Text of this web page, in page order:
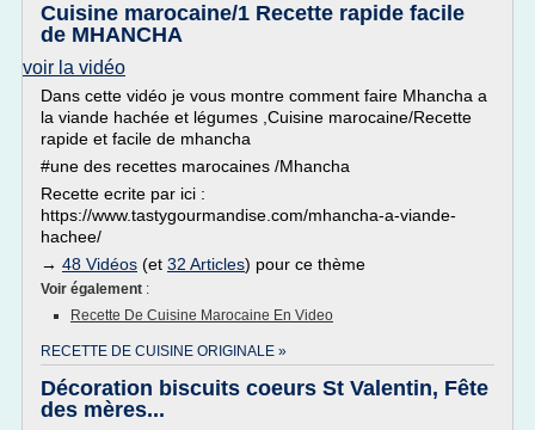
Cuisine marocaine/1 Recette rapide facile
de MHANCHA
voir la vidéo
Dans cette vidéo je vous montre comment faire Mhancha a
la viande hachée et légumes ,Cuisine marocaine/Recette
rapide et facile de mhancha
#une des recettes marocaines /Mhancha
Recette ecrite par ici :
https://www.tastygourmandise.com/mhancha-a-viande-
hachee/
→ 48 Vidéos (et 32 Articles) pour ce thème
Voir également :
Recette De Cuisine Marocaine En Video
RECETTE DE CUISINE ORIGINALE »
Décoration biscuits coeurs St Valentin, Fête
des mères...